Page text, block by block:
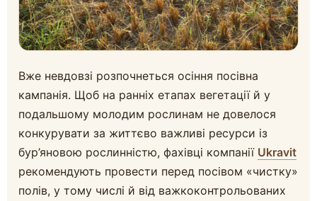
Вже невдовзі розпочнеться осіння посівна
кампанія. Щоб на ранніх етапах вегетації й у
подальшому молодим рослинам не довелося
конкурувати за життєво важливі ресурси із
бур’яновою рослинністю, фахівці компанії Ukravit
рекомендують провести перед посівом «чистку»
полів, у тому числі й від важкоконтрольованих